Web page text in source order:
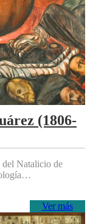
(1806-
del Natalicio de
Ver más